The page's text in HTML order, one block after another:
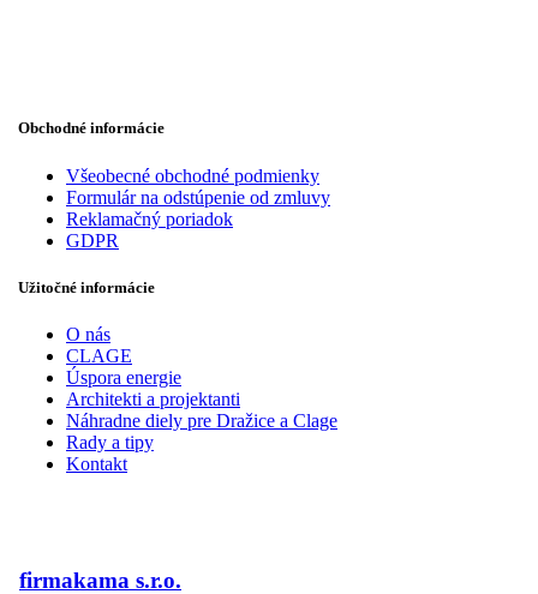
Obchodné informácie
Všeobecné obchodné podmienky
Formulár na odstúpenie od zmluvy
Reklamačný poriadok
GDPR
Užitočné informácie
O nás
CLAGE
Úspora energie
Architekti a projektanti
Náhradne diely pre Dražice a Clage
Rady a tipy
Kontakt
firmakama s.r.o.